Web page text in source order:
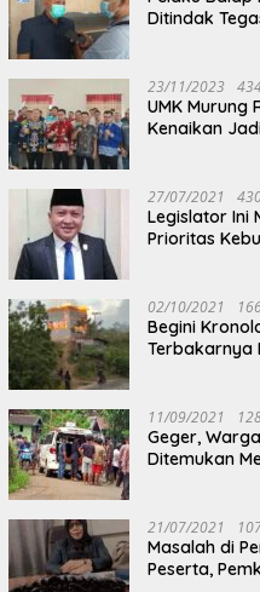
Ditindak
23/11/2023
UMK Murung
Kenaikan
27/07/2021
Legislator Ini
Prioritas
02/10/2021
Begini
Terbakarnya
11/09/2021
Geger,
Ditemukan
21/07/2021
Masalah di
Peserta,